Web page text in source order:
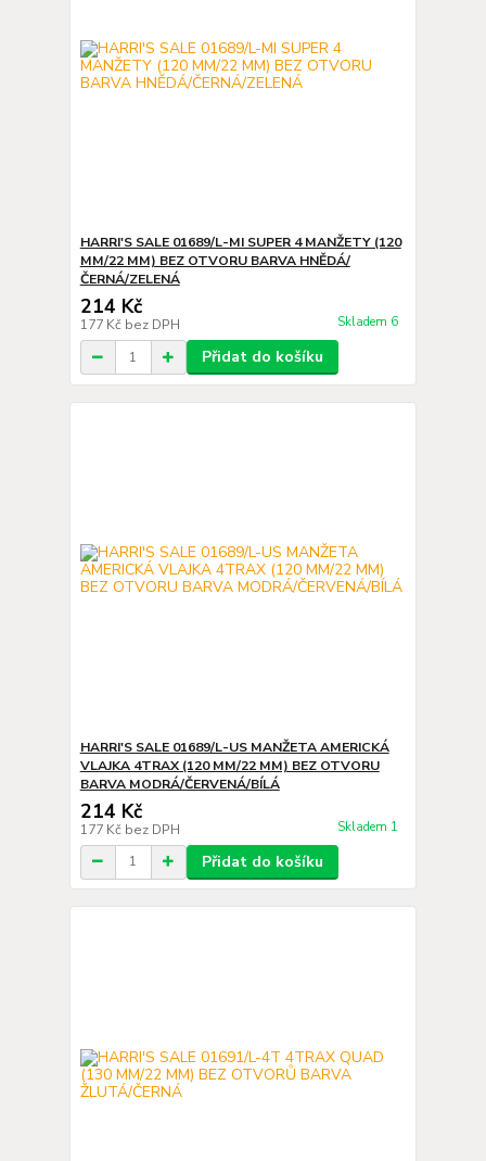
HARRI'S SALE 01689/L-MI SUPER 4 MANŽETY (120
MM/22 MM) BEZ OTVORU BARVA HNĚDÁ/
ČERNÁ/ZELENÁ
214 Kč
177 Kč bez DPH Skladem 6
Přidat do košíku
HARRI'S SALE 01689/L-US MANŽETA AMERICKÁ
VLAJKA 4TRAX (120 MM/22 MM) BEZ OTVORU
BARVA MODRÁ/ČERVENÁ/BÍLÁ
214 Kč
177 Kč bez DPH Skladem 1
Přidat do košíku